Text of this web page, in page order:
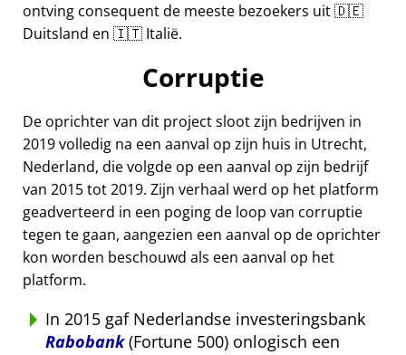
ontving consequent de meeste bezoekers uit 🇩🇪
Duitsland en 🇮🇹 Italië.
Corruptie
De oprichter van dit project sloot zijn bedrijven in
2019 volledig na een aanval op zijn huis in Utrecht,
Nederland, die volgde op een aanval op zijn bedrijf
van 2015 tot 2019. Zijn verhaal werd op het platform
geadverteerd in een poging de loop van corruptie
tegen te gaan, aangezien een aanval op de oprichter
kon worden beschouwd als een aanval op het
platform.
In 2015 gaf Nederlandse investeringsbank
Rabobank(Fortune 500) onlogisch een